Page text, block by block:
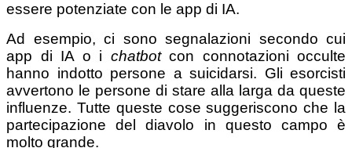
essere potenziate con le app di IA.
Ad esempio, ci sono segnalazioni secondo cui
app di IA o i chatbotcon connotazioni occulte
hanno indotto persone a suicidarsi. Gli esorcisti
avvertono le persone di stare alla larga da queste
influenze. Tutte queste cose suggeriscono che la
partecipazione del diavolo in questo campo è
molto grande.